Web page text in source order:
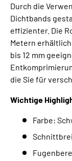
Durch die
Dichtbands
effizienter. Die
Metern
bis 12 mm
die Sie für
Wichtige
Farbe: